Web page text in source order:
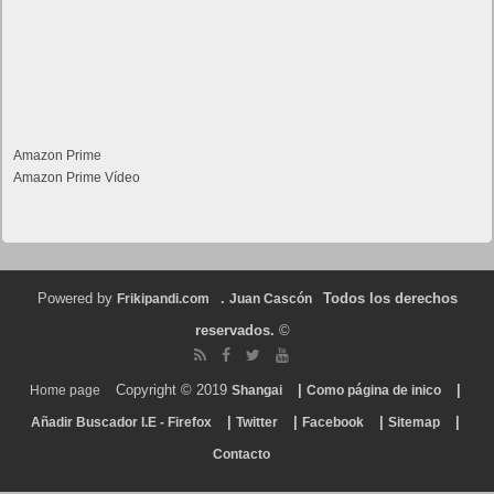
Amazon Prime
Amazon Prime Vídeo
Powered by Frikipandi.com . Juan Cascón
Todos los derechos
reservados. ©
Home page Copyright © 2019 Shangai Como página de inico
Añadir Buscador I.E - Firefox Twitter Facebook Sitemap
Contacto